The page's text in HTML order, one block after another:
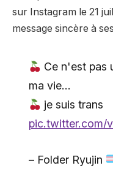
sur Instagram le 21
message sincère à
Ce n'est pas
ma vie…
je suis trans
pic.twitter.com/
– Folder Ryujin